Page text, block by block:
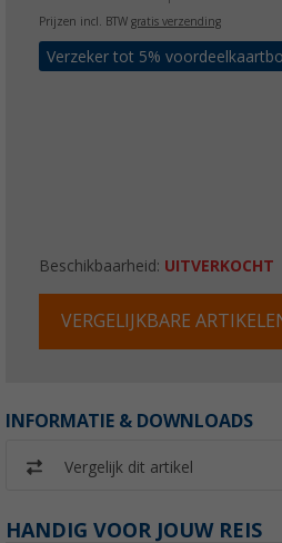
Prijzen incl. BTW gratis verzending
Verzeker tot 5%
Beschikbaarheid: UITVERKOCHT
VERGELIJKBARE
INFORMATIE & DOWNLOADS
Vergelijk dit artikel
HANDIG VOOR JOUW REIS